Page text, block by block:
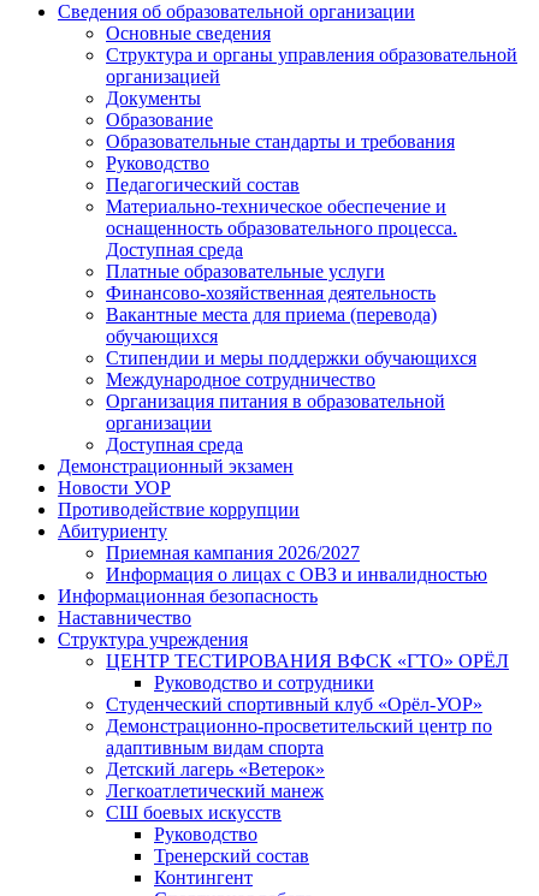
Сведения об образовательной организации
Основные сведения
Структура и органы управления образовательной
организацией
Документы
Образование
Образовательные стандарты и требования
Руководство
Педагогический состав
Материально-техническое обеспечение и
оснащенность образовательного процесса.
Доступная среда
Платные образовательные услуги
Финансово-хозяйственная деятельность
Вакантные места для приема (перевода)
обучающихся
Стипендии и меры поддержки обучающихся
Международное сотрудничество
Организация питания в образовательной
организации
Доступная среда
Демонстрационный экзамен
Новости УОР
Противодействие коррупции
Абитуриенту
Приемная кампания 2026/2027
Информация о лицах с ОВЗ и инвалидностью
Информационная безопасность
Наставничество
Структура учреждения
ЦЕНТР ТЕСТИРОВАНИЯ ВФСК «ГТО» ОРЁЛ
Руководство и сотрудники
Студенческий спортивный клуб «Орёл-УОР»
Демонстрационно-просветительский центр по
адаптивным видам спорта
Детский лагерь «Ветерок»
Легкоатлетический манеж
СШ боевых искусств
Руководство
Тренерский состав
Контингент